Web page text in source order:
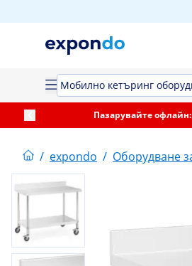
Мобилно кетъринг
Пазарувайте офлайн:
/ expondo / Оборудване